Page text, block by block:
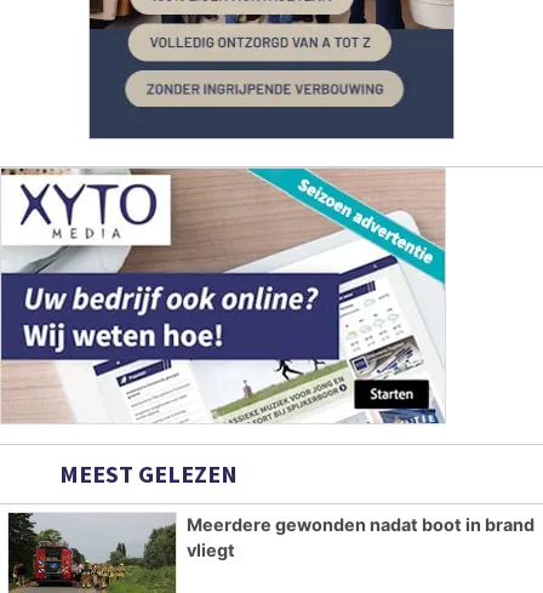
MEEST GELEZEN
Meerdere gewonden nadat boot in brand
vliegt